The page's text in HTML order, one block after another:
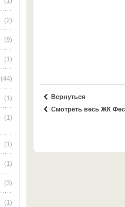
(2)
(9)
(1)
(44)
(1)
(1)
(1)
(1)
(3)
(1)
Вернуться
Смотреть весь ЖК